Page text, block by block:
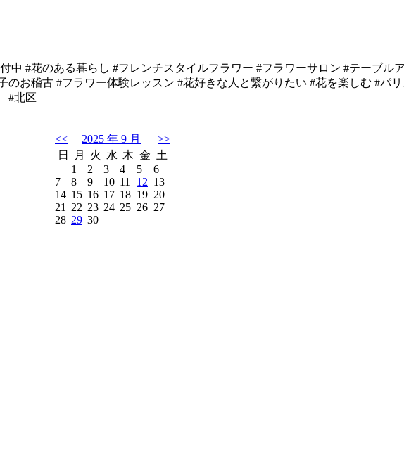
#花のある暮らし #フレンチスタイルフラワー #フラワーサロン #テーブル
お稽古 #フラワー体験レッスン #花好きな人と繋がりたい #花を楽しむ #パ
#北区
<< 2025 年 9 月
>>
日
月 火 水 木 金 土
1
2 3 4 5
6
7
8 9 10 11 12 13
14 15 16 17 18 19 20
21
22 23 24 25 26 27
28 29 30